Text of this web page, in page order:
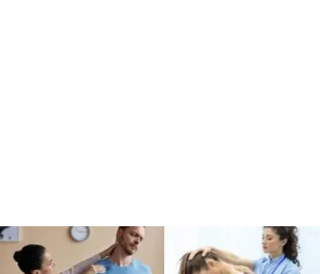
LEGFRISSEBB
CIKKEINK